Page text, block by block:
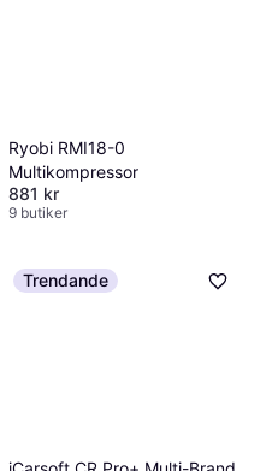
Ryobi RMI18-0
Multikompressor
881 kr
9 butiker
Trendande